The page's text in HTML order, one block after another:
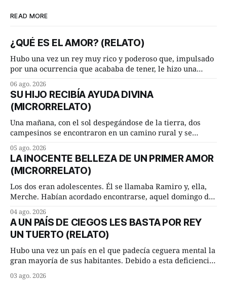
READ MORE
¿QUÉ ES EL AMOR? (RELATO)
Hubo una vez un rey muy rico y poderoso que, impulsado
por una ocurrencia que acababa de tener, le hizo una
Dime, hombre sabio, ¿qué es el amor según tú? Su
consejero, que era muy prudente y astuto le respondió de
inmediato:
06 ago. 2026
SU HIJO RECIBÍA AYUDA DIVINA
(MICRORRELATO)
Una mañana, con el sol despegándose de la tierra, dos
campesinos se encontraron en un camino rural y se
remolachas, Manuel? —quiso saber uno. —Eso acabo de
hacer, Paco. ¿Cómo va ese maíz tuyo? --se interesó el otro.
—De momento mejor
05 ago. 2026
LA INOCENTE BELLEZA DE UN PRIMER AMOR
(MICRORRELATO)
Los dos eran adolescentes. Él se llamaba Ramiro y, ella,
Merche. Habían acordado encontrarse, aquel domingo de
lugar del río que debía este nombre a la pronunciada
curva que la corriente fluvial presentaba en aquel punto.
Habían dispuesto que
04 ago. 2026
A UN PAÍS DE CIEGOS LES BASTA POR REY
UN TUERTO (RELATO)
Hubo una vez un país en el que padecía ceguera mental la
gran mayoría de sus habitantes. Debido a esta deficiencia,
03 ago. 2026